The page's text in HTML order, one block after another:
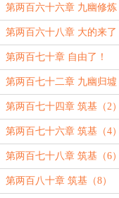
票票，亲们！）
第两百六十六章 九幽修炼
大章求票！）
第两百六十八章 大的来了
第两百七十章 自由了！
第两百七十二章 九幽归墟
第两百七十四章 筑基（2
求月票！）
第两百七十六章 筑基（4）
第两百七十八章 筑基（6）
第两百八十章 筑基（8）